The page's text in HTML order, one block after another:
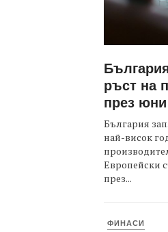
ръст на
през юни
България
най-висок
Европейски
през...
ФИНАСИ